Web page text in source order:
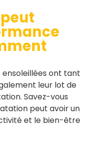
ensoleillées ont tant
leur lot de
Savez-vous
peut avoir un
et le bien-être